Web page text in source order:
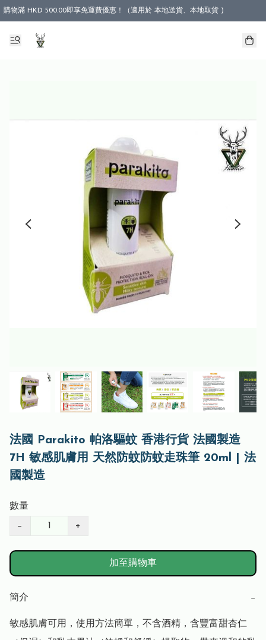
購物滿 HKD 500.00即享免運費優惠！（適用於 本地送貨、本地取貨 )
法國 Parakito 帕洛驅蚊 香港行貨 法國製造
7H 敏感肌膚用 天然防蚊防蚊走珠筆 20ml | 法
國製造
數量
− +
加至購物車
簡介 −
敏感肌膚可用，使用方法簡單，不含酒精，含豐富甜杏仁